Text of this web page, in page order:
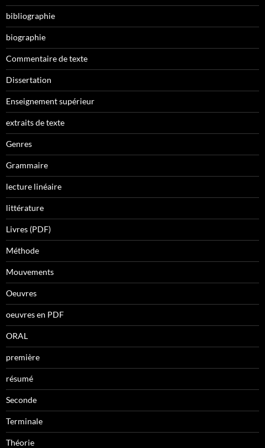
bibliographie
biographie
Commentaire de texte
Dissertation
Enseignement supérieur
extraits de texte
Genres
Grammaire
lecture linéaire
littérature
Livres (PDF)
Méthode
Mouvements
Oeuvres
oeuvres en PDF
ORAL
première
résumé
Seconde
Terminale
Théorie